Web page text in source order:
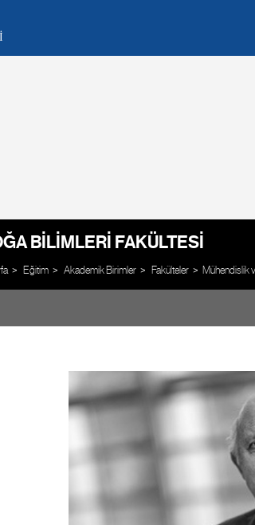
BILIMLERI FAKÜLTESI
Eğitim Akademik Birimler Fakülteler Mühendislik